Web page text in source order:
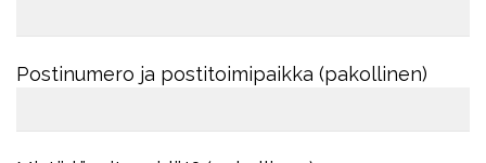
Postinumero ja postitoimipaikka (pakollinen)